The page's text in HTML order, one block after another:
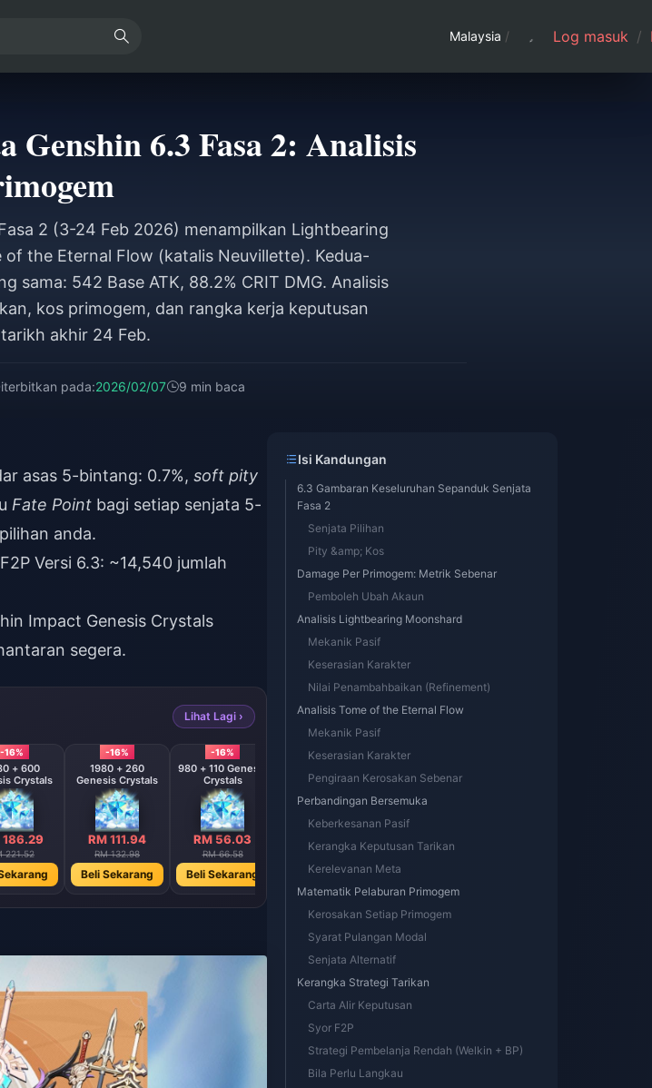
Malaysia / Log masuk /
Genshin 6.3 Fasa 2: Analisis
2 (3-24 Feb 2026) menampilkan Lightbearing
the Eternal Flow (katalis Neuvillette). Kedua-
sama: 542 Base ATK, 88.2% CRIT DMG. Analisis
kos primogem, dan rangka kerja keputusan
akhir 24 Feb.
pada:2026/02/07 9 min baca
asas 5-bintang: 0.7%, soft pity
Fate Point bagi setiap senjata 5-
anda.
Versi 6.3: ~14,540 jumlah
Impact Genesis Crystals
segera.
Lihat Lagi ›
-16%
+ 600
Crystals
186.29
221.52
-16%
1980 + 260
Genesis Crystals
RM 111.94
RM 132.98
Beli Sekarang
-16%
980 + 110 Genesis
Crystals
RM 56.03
RM 66.58
Beli Sekarang
-15%
Crystals
RM 18.94
RM 22.22
Beli Sekarang
Crystals
RM 3.79
RM 4.41
Beli Sekarang
Isi Kandungan
6.3 Gambaran Keseluruhan Sepanduk Senjata
Fasa 2
Senjata Pilihan
Pity &amp; Kos
Damage Per Primogem: Metrik Sebenar
Pemboleh Ubah Akaun
Analisis Lightbearing Moonshard
Mekanik Pasif
Keserasian Karakter
Nilai Penambahbaikan (Refinement)
Analisis Tome of the Eternal Flow
Mekanik Pasif
Keserasian Karakter
Pengiraan Kerosakan Sebenar
Perbandingan Bersemuka
Keberkesanan Pasif
Kerangka Keputusan Tarikan
Kerelevanan Meta
Matematik Pelaburan Primogem
Kerosakan Setiap Primogem
Syarat Pulangan Modal
Senjata Alternatif
Kerangka Strategi Tarikan
Carta Alir Keputusan
Syor F2P
Strategi Pembelanja Rendah (Welkin + BP)
Bila Perlu Langkau